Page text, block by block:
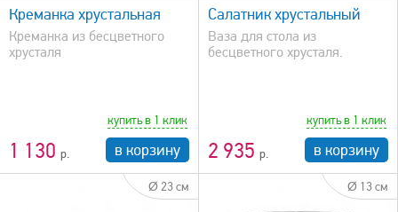
Креманка хрустальная
Креманка из бесцветного
хрусталя
1 130
купить в 1 клик
в корзину
Салатник хрустальный
Ваза для стола из
бесцветного хрусталя.
2 935
купить в 1 клик
в корзину
Ø 23 см Ø 13 см